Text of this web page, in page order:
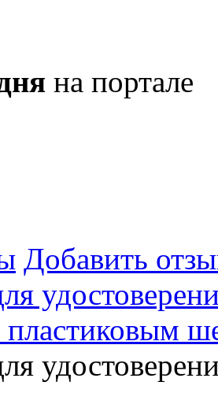
на портале
Добавить
пластиковым